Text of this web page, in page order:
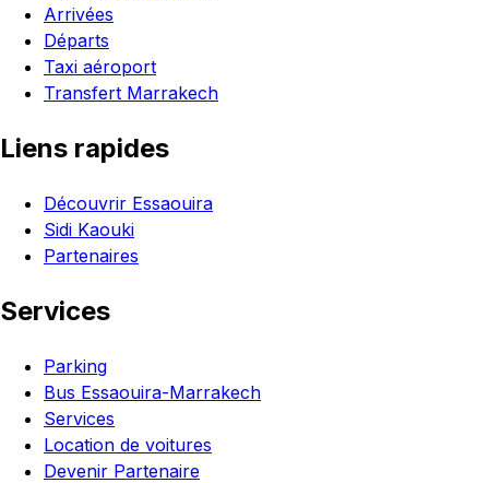
Arrivées
Départs
Taxi aéroport
Transfert Marrakech
Liens rapides
Découvrir Essaouira
Sidi Kaouki
Partenaires
Services
Parking
Bus Essaouira-Marrakech
Services
Location de voitures
Devenir Partenaire